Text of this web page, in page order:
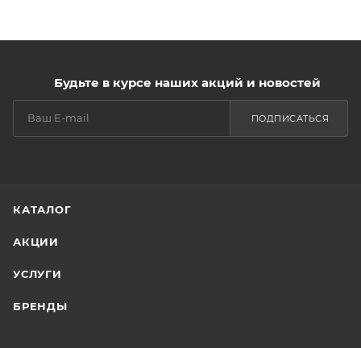
Будьте в курсе наших акций и новостей
ПОДПИСАТЬСЯ
КАТАЛОГ
АКЦИИ
УСЛУГИ
БРЕНДЫ